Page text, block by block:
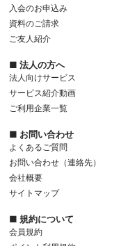
入会のお申込み
資料のご請求
ご友人紹介
■ 法人の方へ
法人向けサービス
サービス紹介動画
ご利用企業一覧
■ お問い合わせ
よくあるご質問
お問い合わせ（連絡先）
会社概要
サイトマップ
■ 規約について
会員規約